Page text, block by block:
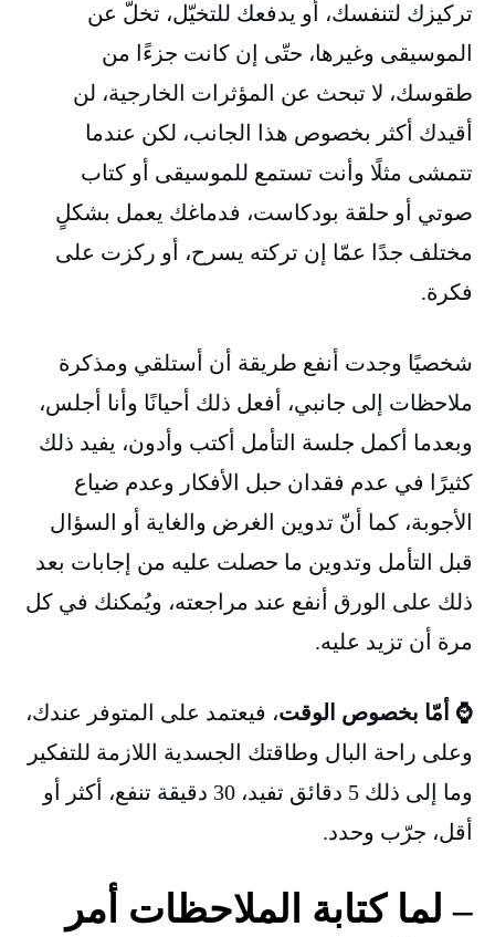
تركيزك لتنفسك، أو يدفعك للتخيّل، تخلّ عن
الموسيقى وغيرها، حتّى إن كانت جزءًا من
طقوسك، لا تبحث عن المؤثرات الخارجية، لن
أقيدك أكثر بخصوص هذا الجانب، لكن عندما
تتمشى مثلًا وأنت تستمع للموسيقى أو كتاب
صوتي أو حلقة بودكاست، فدماغك يعمل بشكلٍ
مختلف جدًا عمّا إن تركته يسرح، أو ركزت على
فكرة.
شخصيًا وجدت أنفع طريقة أن أستلقي ومذكرة
ملاحظات إلى جانبي، أفعل ذلك أحيانًا وأنا أجلس،
وبعدما أكمل جلسة التأمل أكتب وأدون، يفيد ذلك
كثيرًا في عدم فقدان حبل الأفكار وعدم ضياع
الأجوبة، كما أنّ تدوين الغرض والغاية أو السؤال
قبل التأمل وتدوين ما حصلت عليه من إجابات بعد
ذلك على الورق أنفع عند مراجعته، ويُمكنك في كل
مرة أن تزيد عليه.
⌚ أمّا بخصوص الوقت، فيعتمد على المتوفر عندك،
وعلى راحة البال وطاقتك الجسدية اللازمة للتفكير
وما إلى ذلك 5 دقائق تفيد، 30 دقيقة تنفع، أكثر أو
أقل، جرّب وحدد.
– لما كتابة الملاحظات أمر